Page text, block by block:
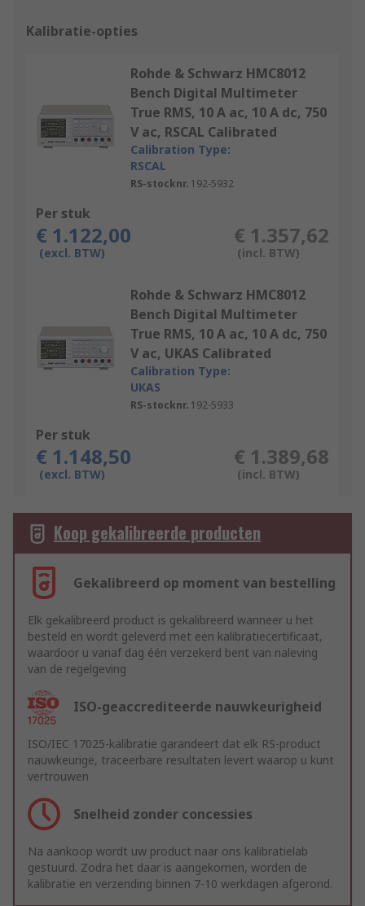
Kalibratie-opties
Rohde & Schwarz HMC8012
Bench Digital Multimeter
True RMS, 10 A ac, 10 A dc, 750
V ac, RSCAL Calibrated
Calibration Type:
RSCAL
RS-stocknr. 192-5932
Per stuk
€ 1.122,00
(excl. BTW)
€ 1.357,62
(incl. BTW)
Rohde & Schwarz HMC8012
Bench Digital Multimeter
True RMS, 10 A ac, 10 A dc, 750
V ac, UKAS Calibrated
Calibration Type:
UKAS
RS-stocknr. 192-5933
Per stuk
€ 1.148,50
(excl. BTW)
€ 1.389,68
(incl. BTW)
Koop gekalibreerde producten
Gekalibreerd op moment van bestelling
Elk gekalibreerd product is gekalibreerd wanneer u het
besteld en wordt geleverd met een kalibratiecertificaat,
waardoor u vanaf dag één verzekerd bent van naleving
van de regelgeving
ISO-geaccrediteerde nauwkeurigheid
ISO/IEC 17025-kalibratie garandeert dat elk RS-product
nauwkeurige, traceerbare resultaten levert waarop u kunt
vertrouwen
Snelheid zonder concessies
Na aankoop wordt uw product naar ons kalibratielab
gestuurd. Zodra het daar is aangekomen, worden de
kalibratie en verzending binnen 7-10 werkdagen afgerond.